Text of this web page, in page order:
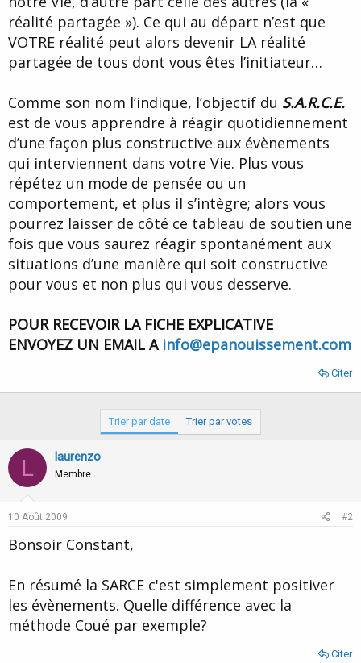
réalité partagée »). Ce qui au départ n’est que
VOTRE réalité peut alors devenir LA réalité
partagée de tous dont vous êtes l’initiateur…
Comme son nom l’indique, l’objectif du S.A.R.C.E.
est de vous apprendre à réagir quotidiennement
d’une façon plus constructive aux évènements
qui interviennent dans votre Vie. Plus vous
répétez un mode de pensée ou un
comportement, et plus il s’intègre; alors vous
pourrez laisser de côté ce tableau de soutien une
fois que vous saurez réagir spontanément aux
situations d’une manière qui soit constructive
pour vous et non plus qui vous desserve.
POUR RECEVOIR LA FICHE EXPLICATIVE
ENVOYEZ UN EMAIL A info@epanouissement.com
Citer
Trier par date Trier par votes
L laurenzo
Membre
10 Août 2009 #2
Bonsoir Constant,
En résumé la SARCE c'est simplement positiver
les évènements. Quelle différence avec la
méthode Coué par exemple?
Citer